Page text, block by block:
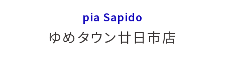
pia Sapido
ゆめタウン廿日市店